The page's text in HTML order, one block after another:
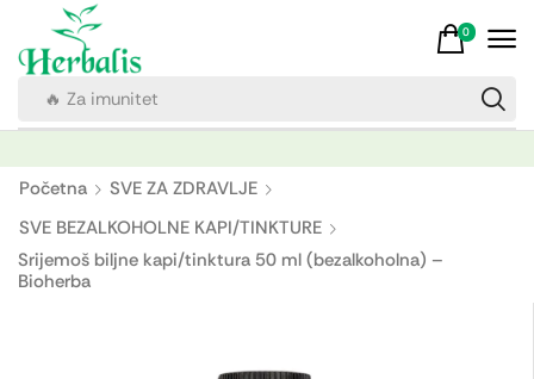
🔥 Za imunitet
0
Početna
SVE ZA ZDRAVLJE
SVE BEZALKOHOLNE KAPI/TINKTURE
Srijemoš biljne kapi/tinktura 50 ml (bezalkoholna) –
Bioherba